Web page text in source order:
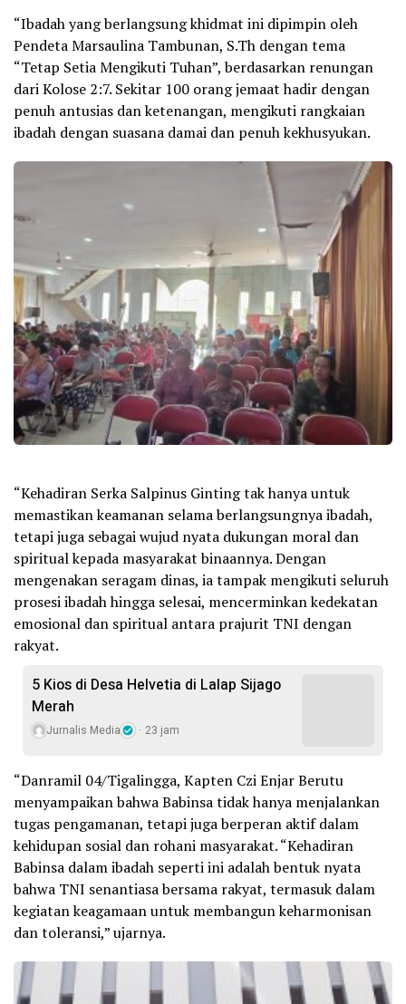
“Ibadah yang berlangsung khidmat ini dipimpin oleh
Pendeta Marsaulina Tambunan, S.Th dengan tema
“Tetap Setia Mengikuti Tuhan”, berdasarkan renungan
dari Kolose 2:7. Sekitar 100 orang jemaat hadir dengan
penuh antusias dan ketenangan, mengikuti rangkaian
ibadah dengan suasana damai dan penuh kekhusyukan.
“Kehadiran Serka Salpinus Ginting tak hanya untuk
memastikan keamanan selama berlangsungnya ibadah,
tetapi juga sebagai wujud nyata dukungan moral dan
spiritual kepada masyarakat binaannya. Dengan
mengenakan seragam dinas, ia tampak mengikuti seluruh
prosesi ibadah hingga selesai, mencerminkan kedekatan
emosional dan spiritual antara prajurit TNI dengan
rakyat.
5 Kios di Desa Helvetia di Lalap Sijago
Merah
Jurnalis Media 23 jam
“Danramil 04/Tigalingga, Kapten Czi Enjar Berutu
menyampaikan bahwa Babinsa tidak hanya menjalankan
tugas pengamanan, tetapi juga berperan aktif dalam
kehidupan sosial dan rohani masyarakat. “Kehadiran
Babinsa dalam ibadah seperti ini adalah bentuk nyata
bahwa TNI senantiasa bersama rakyat, termasuk dalam
kegiatan keagamaan untuk membangun keharmonisan
dan toleransi,” ujarnya.